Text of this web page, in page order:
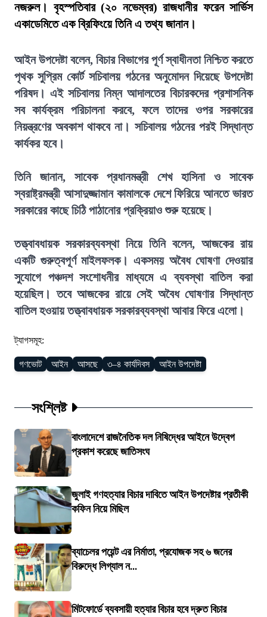
নজরুল। বৃহস্পতিবার (২০ নভেম্বর) রাজধানীর ফরেন সার্ভিস
একাডেমিতে এক ব্রিফিংয়ে তিনি এ তথ্য জানান।
আইন উপদেষ্টা বলেন, বিচার বিভাগের পূর্ণ স্বাধীনতা নিশ্চিত করতে
পৃথক সুপ্রিম কোর্ট সচিবালয় গঠনের অনুমোদন দিয়েছে উপদেষ্টা
পরিষদ। এই সচিবালয় নিম্ন আদালতের বিচারকদের প্রশাসনিক
সব কার্যক্রম পরিচালনা করবে, ফলে তাদের ওপর সরকারের
নিয়ন্ত্রণের অবকাশ থাকবে না। সচিবালয় গঠনের পরই সিদ্ধান্ত
কার্যকর হবে।
তিনি জানান, সাবেক প্রধানমন্ত্রী শেখ হাসিনা ও সাবেক
স্বরাষ্ট্রমন্ত্রী আসাদুজ্জামান কামালকে দেশে ফিরিয়ে আনতে ভারত
সরকারের কাছে চিঠি পাঠানোর প্রক্রিয়াও শুরু হয়েছে।
তত্ত্বাবধায়ক সরকারব্যবস্থা নিয়ে তিনি বলেন, আজকের রায়
একটি গুরুত্বপূর্ণ মাইলফলক। একসময় অবৈধ ঘোষণা দেওয়ার
সুযোগে পঞ্চদশ সংশোধনীর মাধ্যমে এ ব্যবস্থা বাতিল করা
হয়েছিল। তবে আজকের রায়ে সেই অবৈধ ঘোষণার সিদ্ধান্ত
বাতিল হওয়ায় তত্ত্বাবধায়ক সরকারব্যবস্থা আবার ফিরে এলো।
ট্যাগসমূহ:
গণভোট আইন আসছে ৩–৪ কার্যদিবস আইন উপদেষ্টা
সংশ্লিষ্ট
বাংলাদেশে রাজনৈতিক দল নিষিদ্ধের আইনে উদ্বেগ
প্রকাশ করেছে জাতিসংঘ
জুলাই গণহত্যার বিচার দাবিতে আইন উপদেষ্টার প্রতীকী
কফিন নিয়ে মিছিল
ব্যাচেলর পয়েন্ট এর নির্মাতা, প্রযোজক সহ ৬ জনের
বিরুদ্ধে লিগ্যাল ন...
মিটফোর্ডে ব্যবসায়ী হত্যার বিচার হবে দ্রুত বিচার